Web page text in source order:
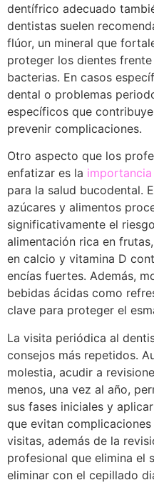
dentífrico adecuado
dentistas suelen
flúor, un mineral que
proteger los dientes
bacterias. En casos
dental o problemas
específicos que
prevenir complicaciones.
Otro aspecto que los
enfatizar es la
para la salud bucodental.
azúcares y alimentos
significativamente el
alimentación rica en
en calcio y vitamina D
encías fuertes. Además,
bebidas ácidas como
clave para proteger el
La visita periódica al
consejos más repetidos.
molestia, acudir a
menos, una vez al año,
sus fases iniciales y
que evitan
visitas, además de la
profesional que elimina el
eliminar con el cepillado